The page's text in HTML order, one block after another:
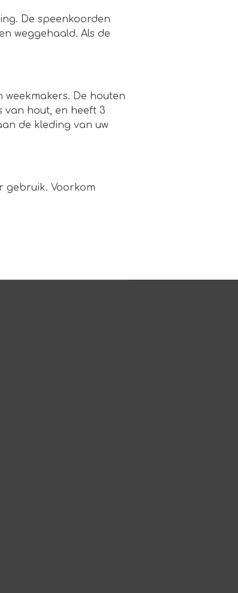
De speenkoorden
weggehaald. Als de
weekmakers. De houten
van hout, en heeft 3
de kleding van uw
gebruik. Voorkom